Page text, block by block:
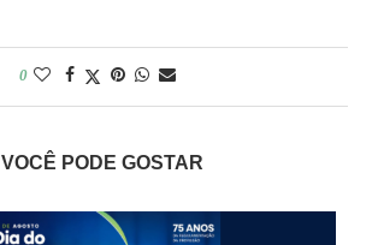
0
VOCÊ PODE GOSTAR